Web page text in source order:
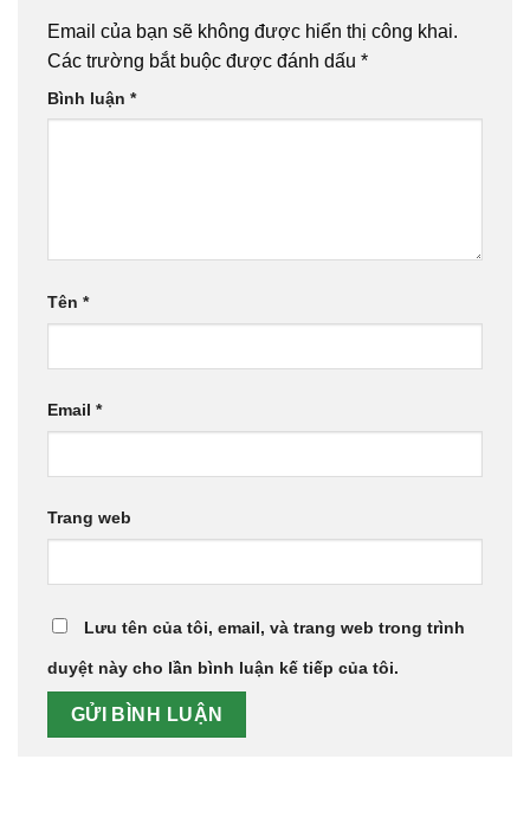
Email của bạn sẽ không được hiển thị công khai.
Các trường bắt buộc được đánh dấu *
Bình luận *
Tên *
Email *
Trang web
Lưu tên của tôi, email, và trang web trong trình
duyệt này cho lần bình luận kế tiếp của tôi.